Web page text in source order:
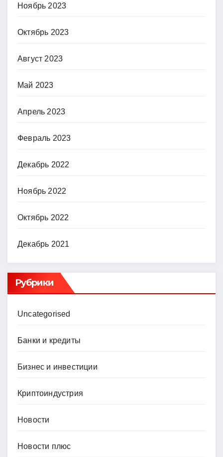
Ноябрь 2023
Октябрь 2023
Август 2023
Май 2023
Апрель 2023
Февраль 2023
Декабрь 2022
Ноябрь 2022
Октябрь 2022
Декабрь 2021
Рубрики
Uncategorised
Банки и кредиты
Бизнес и инвестиции
Криптоиндустрия
Новости
Новости плюс